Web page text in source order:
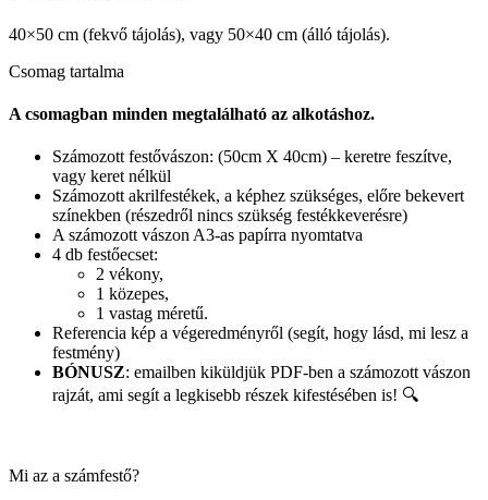
40×50 cm (fekvő tájolás), vagy 50×40 cm (álló tájolás).
Csomag tartalma
A csomagban minden megtalálható az alkotáshoz.
Számozott festővászon: (50cm X 40cm) – keretre feszítve,
vagy keret nélkül
Számozott akrilfestékek, a képhez szükséges, előre bekevert
színekben (részedről nincs szükség festékkeverésre)
A számozott vászon A3-as papírra nyomtatva
4 db festőecset:
2 vékony,
1 közepes,
1 vastag méretű.
Referencia kép a végeredményről (segít, hogy lásd, mi lesz a
festmény)
BÓNUSZ: emailben kiküldjük PDF-ben a számozott vászon
rajzát, ami segít a legkisebb részek kifestésében is! 🔍
Mi az a számfestő?